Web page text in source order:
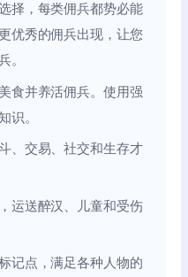
择，每类佣兵都势必能
优秀的佣兵出现，让您
。
食并养活佣兵。使用强
识。
、交易、社交和生存才
运送醉汉、儿童和受伤
记点，满足各种人物的